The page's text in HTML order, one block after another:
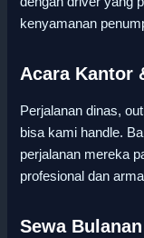
kenyamanan
Acara Kantor
Perjalanan dinas,
bisa kami handle.
perjalanan mereka
profesional dan
Sewa